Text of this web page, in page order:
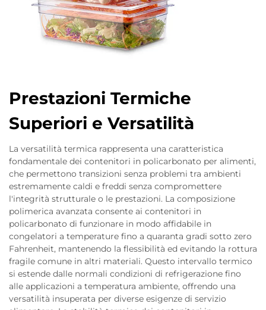
Prestazioni Termiche
Superiori e Versatilità
La versatilità termica rappresenta una caratteristica
fondamentale dei contenitori in policarbonato per alimenti,
che permettono transizioni senza problemi tra ambienti
estremamente caldi e freddi senza compromettere
l'integrità strutturale o le prestazioni. La composizione
polimerica avanzata consente ai contenitori in
policarbonato di funzionare in modo affidabile in
congelatori a temperature fino a quaranta gradi sotto zero
Fahrenheit, mantenendo la flessibilità ed evitando la rottura
fragile comune in altri materiali. Questo intervallo termico
si estende dalle normali condizioni di refrigerazione fino
alle applicazioni a temperatura ambiente, offrendo una
versatilità insuperata per diverse esigenze di servizio